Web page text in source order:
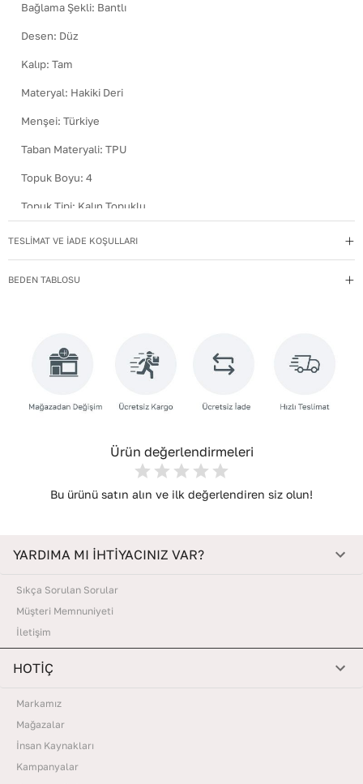
Bağlama Şekli: Bantlı
Desen: Düz
Kalıp: Tam
Materyal: Hakiki Deri
Menşei: Türkiye
Taban Materyali: TPU
Topuk Boyu: 4
Topuk Tipi: Kalın Topuklu
Kullanım Talimatı: Direkt güneş ışığından ve ısı kaynaklarından
Yıkama Talimatı
İç Taban Materyali Deri
TESLİMAT VE İADE KOŞULLARI
BEDEN TABLOSU
Ürün değerlendirmeleri
Bu ürünü satın alın ve ilk değerlendiren siz olun!
YARDIMA MI İHTİYACINIZ VAR?
Sıkça Sorulan Sorular
Müşteri Memnuniyeti
İletişim
HOTİÇ
Markamız
Mağazalar
İnsan Kaynakları
Kampanyalar